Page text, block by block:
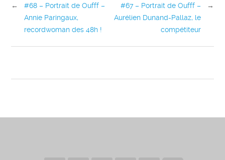
#67 – Portrait de Oufff –
Aurélien Dunand-Pallaz, le
compétiteur
→
←
#68 – Portrait de Oufff –
Annie Paringaux,
recordwoman des 48h !